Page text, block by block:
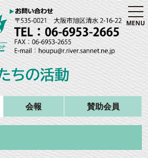
MENU
会報 賛助会員